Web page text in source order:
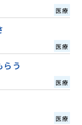
医療
医療
う
医療
医療